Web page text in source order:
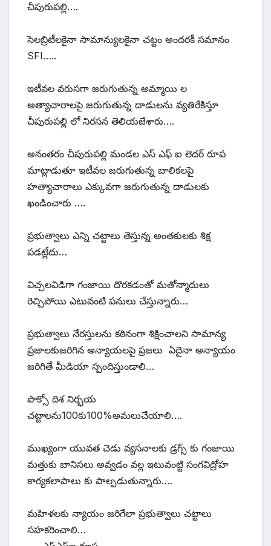
చీపురుపల్లి….
సెలబ్రిటీలకైనా సామాన్యులకైనా చట్టం అందరకీ సమానం
SFI…..
ఇటీవల వరుసగా జరుగుతున్న అమ్మాయి ల
అత్యాచారాలపై జరుగుతున్న దాడులను వ్యతిరేకిస్తూ
చీపురుపల్లి లో నిరసన తెలియజేశారు….
అనంతరం చీపురుపల్లి మండల ఎస్ ఎఫ్ ఐ లెదర్ రూప
మాట్లాడుతూ ఇటీవల జరుగుతున్న బాలికలపై
హత్యాచారాలు ఎక్కువగా జరుగుతున్న దాడులకు
ఖండించారు ….
ప్రభుత్వాలు ఎన్ని చట్టాలు తెస్తున్న అంతకులకు శిక్ష
పడట్లేదు…
విచ్చలవిడిగా గంజాయి దొరకడంతో మతోన్మాదులు
రెచ్చిపోయి ఎటువంటి పనులు చేస్తున్నారు…
ప్రభుత్వాలు నేరస్తులను కఠినంగా శిక్షించాలని సామాన్య
ప్రజాలకుజరిగిన అన్యాయలపై ప్రజలు ఏదైనా అన్యాయం
జరిగితే మీడియా స్పందిస్తుండాలి…
పొక్సో దిశ నిర్భయ
చట్టాలను100కు100%అమలుచేయాలి….
ముఖ్యంగా యువత చెడు వ్యసనాలకు డ్రగ్స్ కు గంజాయి
మత్తుకు బానిసలు అవ్వడం వల్ల ఇటువంట్టి సంగవిద్రోహ
కార్యకలాపాలు కు పాల్పడుతున్నారు….
మహిళలకు న్యాయం జరిగేలా ప్రభుత్వాలు చట్టాలు
సహకరించాలి…